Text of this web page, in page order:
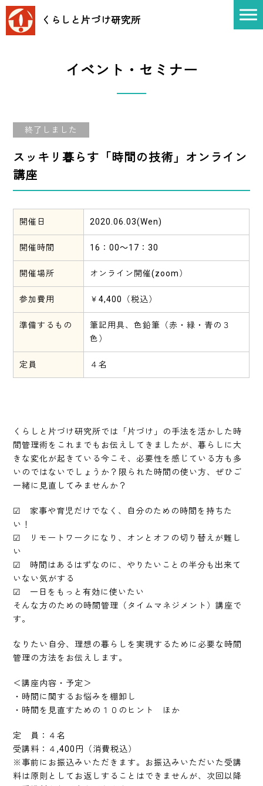
くらしと片づけ研究所
イベント・セミナー
終了しました
スッキリ暮らす「時間の技術」オンライン
講座
開催日 2020.06.03(Wen)
開催時間 16：00～17：30
開催場所 オンライン開催(zoom）
参加費用 ￥4,400（税込）
準備するもの
筆記用具、色鉛筆（赤・緑・青の３
色）
定員 ４名
くらしと片づけ研究所では「片づけ」の手法を活かした時
間管理術をこれまでもお伝えしてきましたが、暮らしに大
きな変化が起きている今こそ、必要性を感じている方も多
いのではないでしょうか？限られた時間の使い方、ぜひご
一緒に見直してみませんか？
☑ 家事や育児だけでなく、自分のための時間を持ちた
い！
☑ リモートワークになり、オンとオフの切り替えが難し
い
☑ 時間はあるはずなのに、やりたいことの半分も出来て
いない気がする
☑ 一日をもっと有効に使いたい
そんな方のための時間管理（タイムマネジメント）講座で
す。
なりたい自分、理想の暮らしを実現するために必要な時間
管理の方法をお伝えします。
＜講座内容・予定＞
・時間に関するお悩みを棚卸し
・時間を見直すための１０のヒント ほか
定 員：４名
受講料：４,400円（消費税込）
※事前にお振込みいただきます。お振込みいただいた受講
料は原則としてお返しすることはできませんが、次回以降